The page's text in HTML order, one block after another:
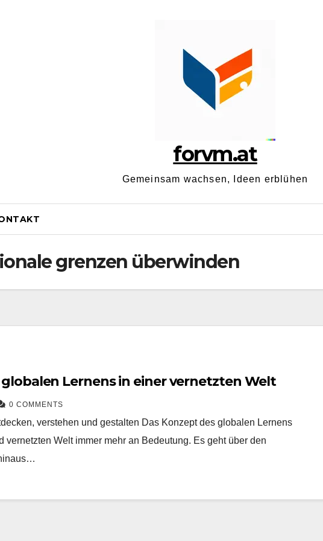
forvm.at
Gemeinsam wachsen, Ideen erblühen
grenzen überwinden
Lernens in einer vernetzten Welt
0 COMMENTS
verstehen und gestalten Das Konzept des globalen Lernens
vernetzten Welt immer mehr an Bedeutung. Es geht über den